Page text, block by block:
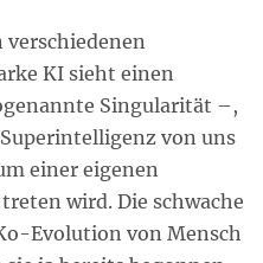
verschiedenen
KI sieht einen
Singularität –,
von uns
einer eigenen
wird. Die schwache
Evolution von Mensch